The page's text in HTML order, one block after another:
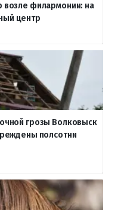
возле филармонии: на
центр
грозы Волковыск
полсотни